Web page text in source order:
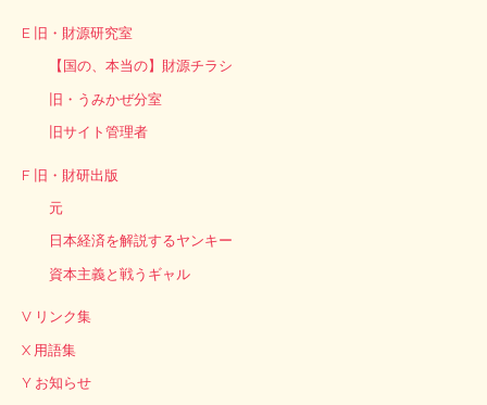
E 旧・財源研究室
【国の、本当の】財源チラシ
旧・うみかぜ分室
旧サイト管理者
F 旧・財研出版
元
日本経済を解説するヤンキー
資本主義と戦うギャル
V リンク集
X 用語集
Y お知らせ